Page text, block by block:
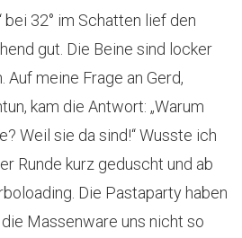
bei 32° im Schatten lief den
gut. Die Beine sind locker
Auf meine Frage an Gerd,
kam die Antwort: „Warum
Weil sie da sind!“ Wusste ich
Runde kurz geduscht und ab
Die Pastaparty haben
Massenware uns nicht so